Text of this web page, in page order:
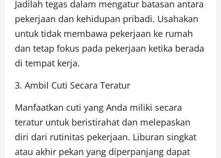
Jadilah tegas dalam mengatur batasan antara
pekerjaan dan kehidupan pribadi. Usahakan
untuk tidak membawa pekerjaan ke rumah
dan tetap fokus pada pekerjaan ketika berada
di tempat kerja.
3. Ambil Cuti Secara Teratur
Manfaatkan cuti yang Anda miliki secara
teratur untuk beristirahat dan melepaskan
diri dari rutinitas pekerjaan. Liburan singkat
atau akhir pekan yang diperpanjang dapat